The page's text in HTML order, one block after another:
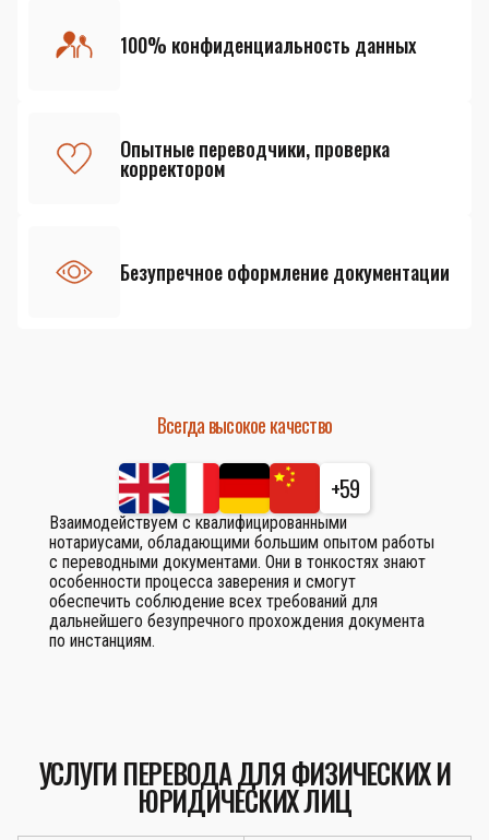
100% конфиденциальность данных
Опытные переводчики, проверка
корректором
Безупречное оформление документации
Всегда высокое качество
+59
Взаимодействуем с квалифицированными
нотариусами, обладающими большим опытом работы
с переводными документами. Они в тонкостях знают
особенности процесса заверения и смогут
обеспечить соблюдение всех требований для
дальнейшего безупречного прохождения документа
по инстанциям.
УСЛУГИ ПЕРЕВОДА ДЛЯ ФИЗИЧЕСКИХ И
ЮРИДИЧЕСКИХ ЛИЦ